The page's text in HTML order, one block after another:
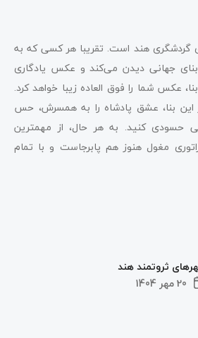
گردشگری هند است. تقریبا هر کسی که به
جهانی دیدن می‌کند و عکس یادگاری
عکس شما را فوق العاده زیبا خواهد کرد.
بنا، عشق پادشاه را به همسرش، حس
حسودی کنید. به هر حال، از مهمترین
مغول هنوز هم پابرجاست و با تمام
20 مهر 1404
ثروتمند هند